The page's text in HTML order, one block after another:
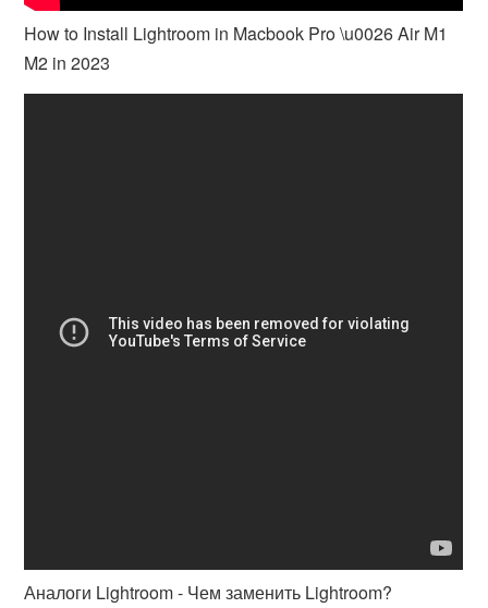
How to Install Lightroom in Macbook Pro \u0026 Air M1
M2 in 2023
Аналоги Lightroom - Чем заменить Lightroom?